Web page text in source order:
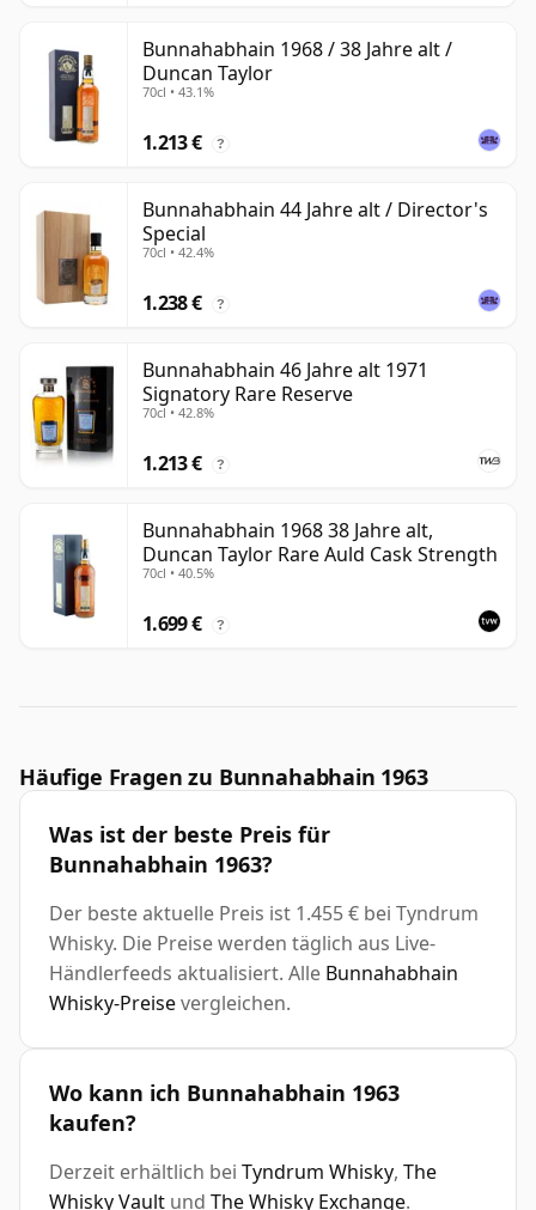
Bunnahabhain 1968 / 38 Jahre alt /
Duncan Taylor
70cl • 43.1%
1.213 € ?
Bunnahabhain 44 Jahre alt / Director's
Special
70cl • 42.4%
1.238 € ?
Bunnahabhain 46 Jahre alt 1971
Signatory Rare Reserve
70cl • 42.8%
1.213 € ?
Bunnahabhain 1968 38 Jahre alt,
Duncan Taylor Rare Auld Cask Strength
70cl • 40.5%
1.699 € ?
Häufige Fragen zu Bunnahabhain 1963
Was ist der beste Preis für
Bunnahabhain 1963?
Der beste aktuelle Preis ist 1.455 € bei Tyndrum
Whisky. Die Preise werden täglich aus Live-
Händlerfeeds aktualisiert. Alle Bunnahabhain
Whisky-Preisevergleichen.
Wo kann ich Bunnahabhain 1963
kaufen?
Derzeit erhältlich bei Tyndrum Whisky, The
Whisky Vault und The Whisky Exchange.